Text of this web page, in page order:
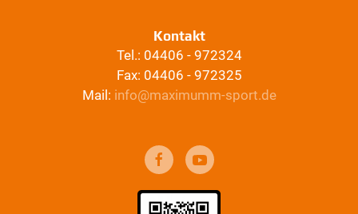
Kontakt
Tel.: 04406 - 972324
Fax: 04406 - 972325
Mail: info@maximumm-sport.de